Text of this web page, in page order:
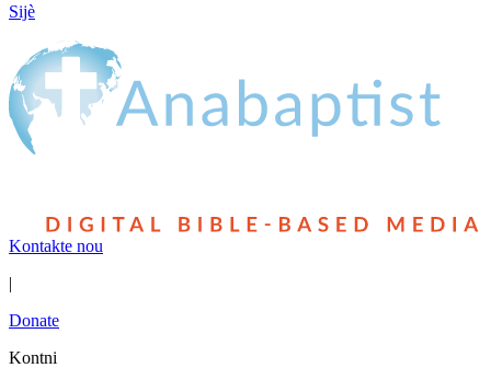
Sijè
Kontakte nou
|
Donate
Kontni